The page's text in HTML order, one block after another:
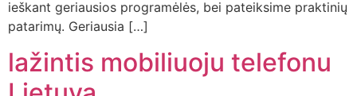
ieškant geriausios programėlės, bei pateiksime praktinių
patarimų. Geriausia […]
lažintis mobiliuoju telefonu